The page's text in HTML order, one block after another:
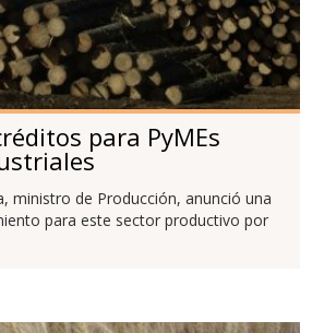
para PyMEs
ministro de Producción, anunció una
para este sector productivo por